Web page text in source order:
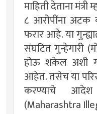
माहिती देताना
८ आरोपींना
फरार आहे. या
संघटित गुन्हेगारी
होऊ शकेल अशी
आहेत. तसेच या
करण्याचे
(Maharashtra